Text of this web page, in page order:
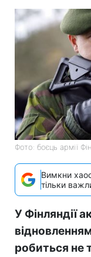
Фото: боєць армії
Вимкни
тільки
У Фінляндії
робиться не